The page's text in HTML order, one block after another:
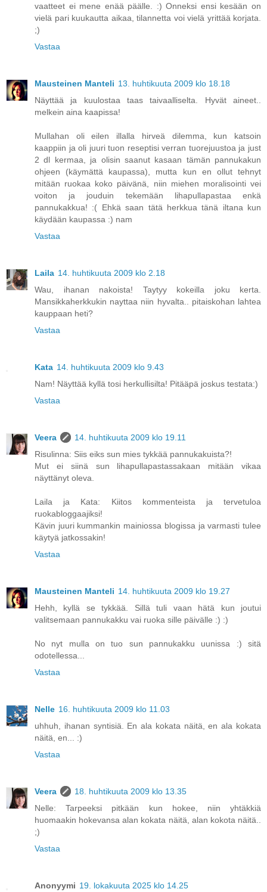
vaatteet ei mene enää päälle. :) Onneksi ensi kesään on
vielä pari kuukautta aikaa, tilannetta voi vielä yrittää korjata.
;)
Vastaa
Mausteinen Manteli 13. huhtikuuta 2009 klo 18.18
Näyttää ja kuulostaa taas taivaalliselta. Hyvät aineet..
melkein aina kaapissa!
Mullahan oli eilen illalla hirveä dilemma, kun katsoin
kaappiin ja oli juuri tuon reseptisi verran tuorejuustoa ja just
2 dl kermaa, ja olisin saanut kasaan tämän pannukakun
ohjeen (käymättä kaupassa), mutta kun en ollut tehnyt
mitään ruokaa koko päivänä, niin miehen moralisointi vei
voiton ja jouduin tekemään lihapullapastaa enkä
pannukakkua! :( Ehkä saan tätä herkkua tänä iltana kun
käydään kaupassa :) nam
Vastaa
Laila 14. huhtikuuta 2009 klo 2.18
Wau, ihanan nakoista! Taytyy kokeilla joku kerta.
Mansikkaherkkukin nayttaa niin hyvalta.. pitaiskohan lahtea
kauppaan heti?
Vastaa
Kata 14. huhtikuuta 2009 klo 9.43
Nam! Näyttää kyllä tosi herkullisilta! Pitääpä joskus testata:)
Vastaa
Veera
14. huhtikuuta 2009 klo 19.11
Risulinna: Siis eiks sun mies tykkää pannukakuista?!
Mut ei siinä sun lihapullapastassakaan mitään vikaa
näyttänyt oleva.
Laila ja Kata: Kiitos kommenteista ja tervetuloa
ruokabloggaajiksi!
Kävin juuri kummankin mainiossa blogissa ja varmasti tulee
käytyä jatkossakin!
Vastaa
Mausteinen Manteli 14. huhtikuuta 2009 klo 19.27
Hehh, kyllä se tykkää. Sillä tuli vaan hätä kun joutui
valitsemaan pannukakku vai ruoka sille päivälle :) :)
No nyt mulla on tuo sun pannukakku uunissa :) sitä
odotellessa...
Vastaa
Nelle 16. huhtikuuta 2009 klo 11.03
uhhuh, ihanan syntisiä. En ala kokata näitä, en ala kokata
näitä, en... :)
Vastaa
Veera
18. huhtikuuta 2009 klo 13.35
Nelle: Tarpeeksi pitkään kun hokee, niin yhtäkkiä
huomaakin hokevansa alan kokata näitä, alan kokota näitä..
;)
Vastaa
Anonyymi 19. lokakuuta 2025 klo 14.25